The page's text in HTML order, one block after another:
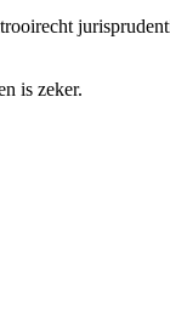
is zeker.